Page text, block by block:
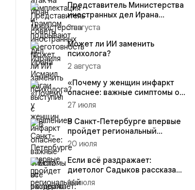
Представитель Министерства
иностранных дел Ирана
Исмаил Багаи выступил с зая...
3 августа
Может ли ИИ заменить
психолога?
2 августа
«Почему у женщин инфаркт
опаснее: важные симптомы от
эксперта Пироговского У...
27 июля
В Санкт-Петербурге впервые
пройдет региональный
конгресс Российского
кардиол...
20 июля
Если всё раздражает:
диетолог Садыков рассказал,
что съесть для нервной сист...
14 июля